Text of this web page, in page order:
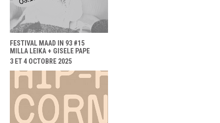
FESTIVAL MAAD IN 93 #15
MILLA LEIKA + GISELE PAPE
3 ET 4 OCTOBRE 2025